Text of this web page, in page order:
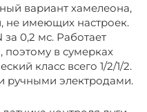
вариант хамелеона,
не имеющих настроек.
за 0,2 мс. Работает
поэтому в сумерках
класс всего 1/2/1/2.
ручными электродами.